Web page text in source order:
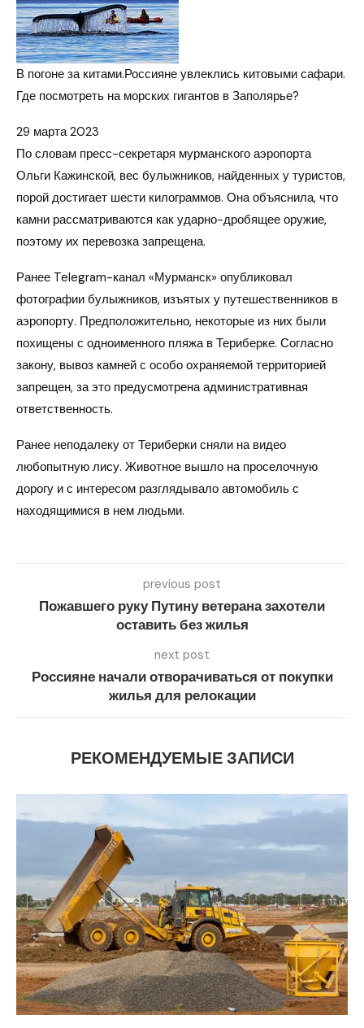
В погоне за китами.Россияне увлеклись китовыми сафари.
Где посмотреть на морских гигантов в Заполярье?
29 марта 2023
По словам пресс-секретаря мурманского аэропорта
Ольги Кажинской, вес булыжников, найденных у туристов,
порой достигает шести килограммов. Она объяснила, что
камни рассматриваются как ударно-дробящее оружие,
поэтому их перевозка запрещена.
Ранее Telegram-канал «Мурманск» опубликовал
фотографии булыжников, изъятых у путешественников в
аэропорту. Предположительно, некоторые из них были
похищены с одноименного пляжа в Териберке. Согласно
закону, вывоз камней с особо охраняемой территорией
запрещен, за это предусмотрена административная
ответственность.
Ранее неподалеку от Териберки сняли на видео
любопытную лису. Животное вышло на проселочную
дорогу и с интересом разглядывало автомобиль с
находящимися в нем людьми.
previous post
Пожавшего руку Путину ветерана захотели
оставить без жилья
next post
Россияне начали отворачиваться от покупки
жилья для релокации
РЕКОМЕНДУЕМЫЕ ЗАПИСИ